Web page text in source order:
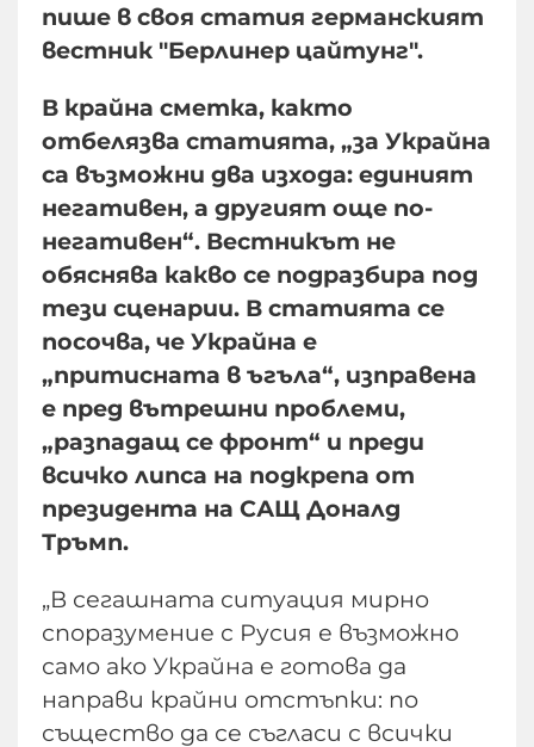
пише в своя статия германският
вестник "Берлинер цайтунг".
В крайна сметка, както
отбелязва статията, „за Украйна
са възможни два изхода: единият
негативен, а другият още по-
негативен“. Вестникът не
обяснява какво се подразбира под
тези сценарии. В статията се
посочва, че Украйна е
„притисната в ъгъла“, изправена
е пред вътрешни проблеми,
„разпадащ се фронт“ и преди
всичко липса на подкрепа от
президента на САЩ Доналд
Тръмп.
„В сегашната ситуация мирно
споразумение с Русия е възможно
само ако Украйна е готова да
направи крайни отстъпки: по
същество да се съгласи с всички